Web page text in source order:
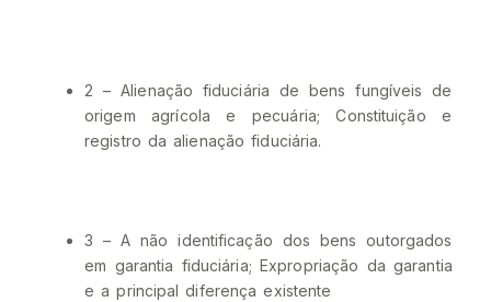
2 – Alienação fiduciária de bens fungíveis de
origem agrícola e pecuária; Constituição e
registro da alienação fiduciária.
3 – A não identificação dos bens outorgados
em garantia fiduciária; Expropriação da garantia
e a principal diferença existente